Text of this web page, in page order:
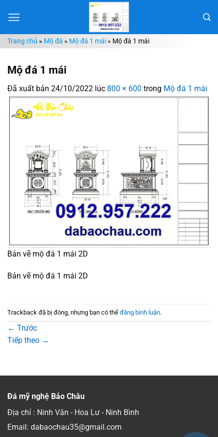
đến
dungTrang chủ » Mộ đá » Mộ đá 1 mái » Mộ đá 1 mái
Mộ đá 1 mái
Đã xuất bản 24/10/2022 lúc 800 × 600 trong Mộ đá 1 mái
Bản vẽ mộ đá 1 mái 2D
Bản vẽ mộ đá 1 mái 2D
Trackback đã bị đóng, nhưng bạn có thể đăng bình luận.
← Trước
Tiếp theo →
Đá mỹ nghệ Bảo Châu
Địa chỉ : Ninh Vân - Hoa Lư - Ninh Bình
Email: dabaochau35@gmail.com